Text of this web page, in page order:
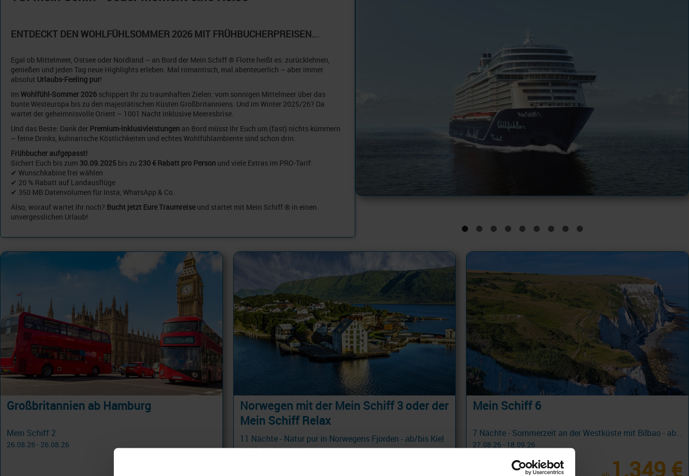
ENTDECKT DEN WOHLFÜHLSOMMER 2026 MIT FRÜHBUCHERPREISEN...
Egal ob Mittelmeer, Ostsee oder Nordland – an Bord der Mein Schiff ® Flotte heißt es: zurücklehnen,
genießen und jeden Tag neue Highlights erleben. Mal romantisch, mal abenteuerlich – aber immer
absolut Urlaubs-Feeling pur!
Im Wohlfühl-Sommer 2026 schippert Ihr zu traumhaften Zielen: vom sonnigen Mittelmeer über das
bunte Westeuropa bis zu den majestätischen Küsten Großbritanniens. Und im Winter 2025/26? Da
wartet der geheimnisvolle Orient – 1001 Nacht inklusive Meeresbrise.
Und das Beste: Dank der Premium-Inklusivleistungen an Bord müsst Ihr Euch um (fast) nichts kümmern
– feine Drinks, kulinarische Köstlichkeiten und echtes Wohlfühlambiente sind schon drin.
Frühbucher aufgepasst!
Sichert Euch bis zum 30.09.2025 bis zu 230 € Rabatt pro Person und viele Extras im PRO-Tarif:
✔ Wunschkabine frei wählen
✔ 20 % Rabatt auf Landausflüge
✔ 350 MB Datenvolumen für Insta, WhatsApp & Co.
Also, worauf wartet Ihr noch? Bucht jetzt Eure Traumreise und startet mit Mein Schiff ® in einen
unvergesslichen Urlaub!
Großbritannien ab Hamburg
Mein Schiff 2
26.08.26 - 26.08.26
Norwegen mit der Mein Schiff 3 oder der
Mein Schiff Relax
11 Nächte - Natur pur in Norwegens Fjorden - ab/bis Kiel
12.08.26 - 12.08.26
Mein Schiff 6
7 Nächte - Sommerzeit an der Westküste mit Bilbao - ab/bis Leixoes (Porto)
27.08.26 - 18.09.26
1.349 €